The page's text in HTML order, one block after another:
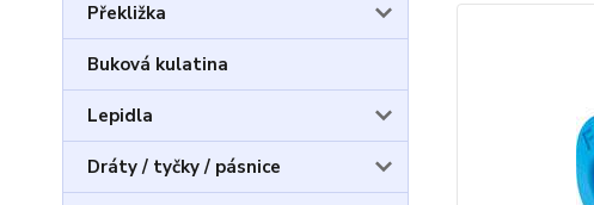
Překližka
Buková kulatina
Lepidla
Dráty / tyčky / pásnice